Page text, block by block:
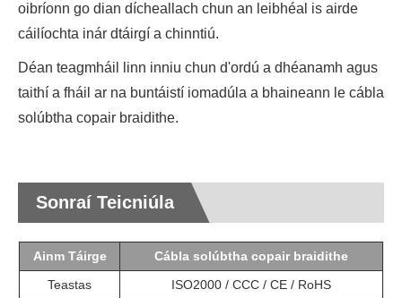
oibríonn go dian dícheallach chun an leibhéal is airde
cáilíochta inár dtáirgí a chinntiú.
Déan teagmháil linn inniu chun d'ordú a dhéanamh agus
taithí a fháil ar na buntáistí iomadúla a bhaineann le cábla
solúbtha copair braidithe.
Sonraí Teicniúla
Ainm Táirge
Cábla solúbtha copair braidithe
Teastas
ISO2000 / CCC / CE / RoHS